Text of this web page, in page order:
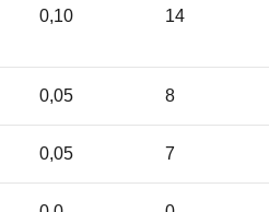
0,10 14
0,05 8
0,05 7